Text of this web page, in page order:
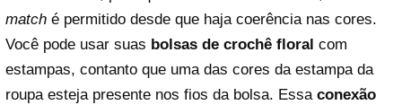
match é permitido desde que haja coerência nas cores.
Você pode usar suas bolsas de crochê floral com
estampas, contanto que uma das cores da estampa da
roupa esteja presente nos fios da bolsa. Essa conexão